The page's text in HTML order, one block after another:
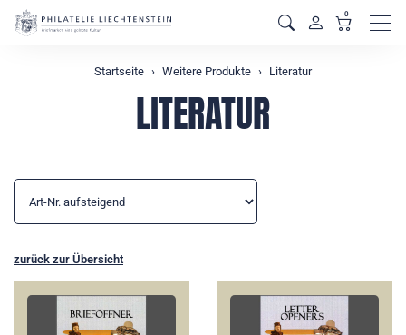
0
Startseite Weitere Produkte Literatur
LITERATUR
zurück zur Übersicht